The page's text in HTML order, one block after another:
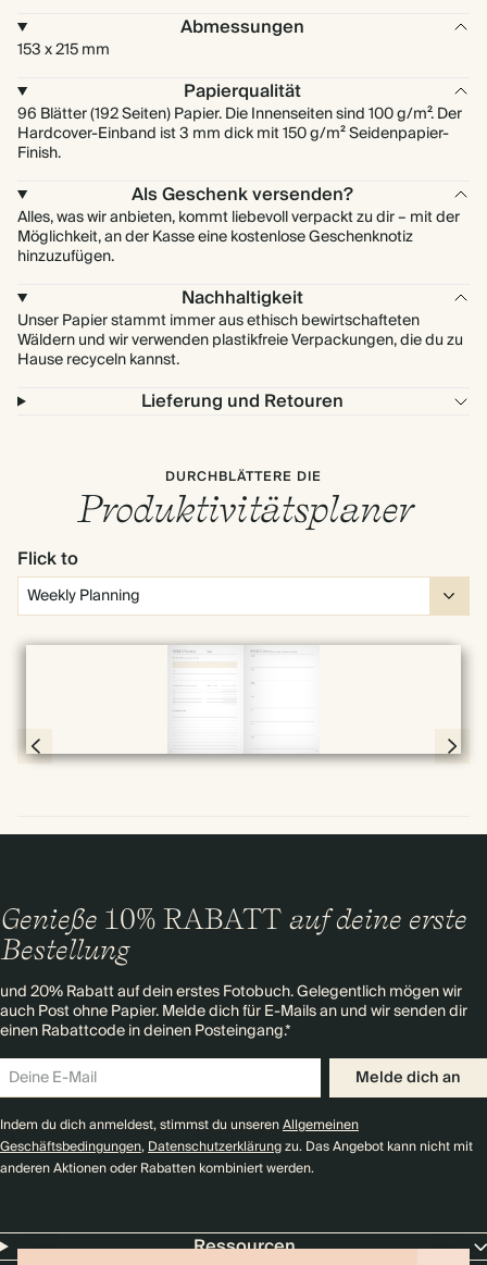
Abmessungen
153 x 215 mm
Papierqualität
96 Blätter (192 Seiten) Papier. Die Innenseiten sind 100 g/m². Der
Hardcover-Einband ist 3 mm dick mit 150 g/m² Seidenpapier-
Finish.
Als Geschenk versenden?
Alles, was wir anbieten, kommt liebevoll verpackt zu dir – mit der
Möglichkeit, an der Kasse eine kostenlose Geschenknotiz
hinzuzufügen.
Nachhaltigkeit
Unser Papier stammt immer aus ethisch bewirtschafteten
Wäldern und wir verwenden plastikfreie Verpackungen, die du zu
Hause recyceln kannst.
Lieferung und Retouren
DURCHBLÄTTERE DIE
Produktivitätsplaner
Flick to
Vollbild
Page 30 & 31 of 192
Genieße 10% RABATT auf deine erste
Bestellung
und 20% Rabatt auf dein erstes Fotobuch. Gelegentlich mögen wir
auch Post ohne Papier. Melde dich für E-Mails an und wir senden dir
einen Rabattcode in deinen Posteingang.*
Melde dich an
Indem du dich anmeldest, stimmst du unserenAllgemeinen
Geschäftsbedingungen,Datenschutzerklärungzu. Das Angebot kann nicht mit
anderen Aktionen oder Rabatten kombiniert werden.
Ressourcen